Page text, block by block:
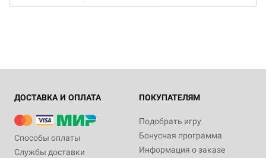
ДОСТАВКА И ОПЛАТА
Способы оплаты
Службы доставки
ПОКУПАТЕЛЯМ
Подобрать игру
Бонусная программа
Информация о заказе